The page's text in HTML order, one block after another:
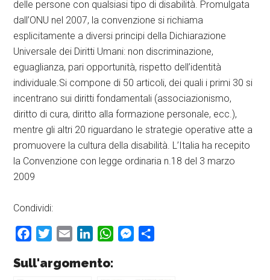
delle persone con qualsiasi tipo di disabilità. Promulgata
dall’ONU nel 2007, la convenzione si richiama
esplicitamente a diversi principi della Dichiarazione
Universale dei Diritti Umani: non discriminazione,
eguaglianza, pari opportunità, rispetto dell’identità
individuale.Si compone di 50 articoli, dei quali i primi 30 si
incentrano sui diritti fondamentali (associazionismo,
diritto di cura, diritto alla formazione personale, ecc.),
mentre gli altri 20 riguardano le strategie operative atte a
promuovere la cultura della disabilità. L’Italia ha recepito
la Convenzione con legge ordinaria n.18 del 3 marzo
2009
Condividi:
FacebookTwitterEmail LinkedInWhatsAppMessenger
Sull'argomento: